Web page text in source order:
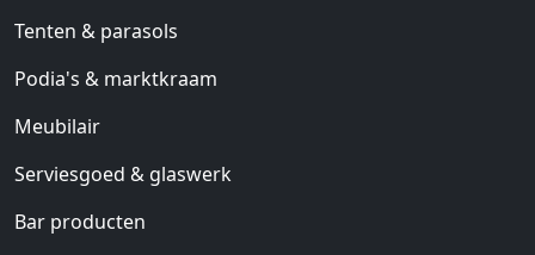
Tenten & parasols
Podia's & marktkraam
Meubilair
Serviesgoed & glaswerk
Bar producten